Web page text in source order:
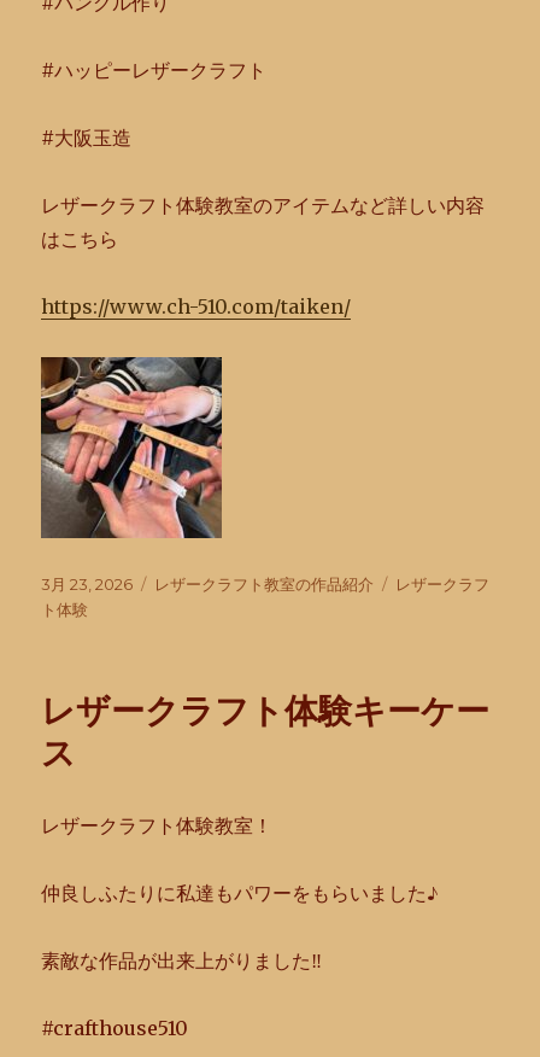
#ハッピーレザークラフト
#大阪玉造
レザークラフト体験教室のアイテムなど詳しい内容
はこちら
https://www.ch-510.com/taiken/
投
稿
3月 23, 2026
カ
レザークラフト教室の作品紹介
タ
レザークラフ
ト体験
レザークラフト体験キーケー
ス
レザークラフト体験教室！
仲良しふたりに私達もパワーをもらいました♪
素敵な作品が出来上がりました‼︎
#crafthouse510